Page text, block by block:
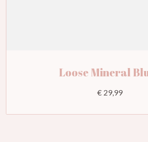
Loose Mineral
€ 29,99